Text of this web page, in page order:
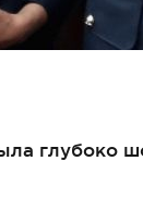
глубоко